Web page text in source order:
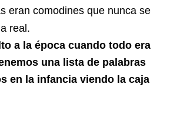
eran comodines que nunca se
real.
a la época cuando todo era
una lista de palabras
en la infancia viendo la caja